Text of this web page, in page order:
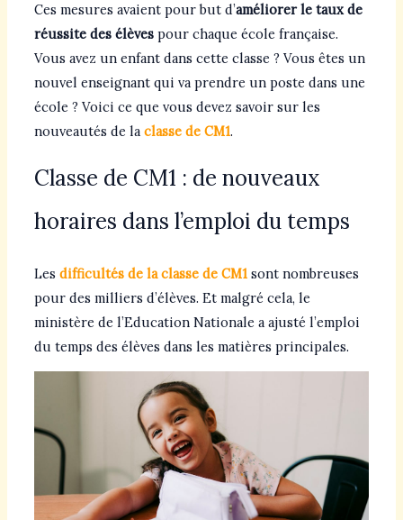
Ces mesures avaient pour but d’améliorer le taux de
réussite des élèvespour chaque école française.
Vous avez un enfant dans cette classe ? Vous êtes un
nouvel enseignant qui va prendre un poste dans une
école ? Voici ce que vous devez savoir sur les
nouveautés de la classe de CM1.
Classe de CM1 : de nouveaux
horaires dans l’emploi du temps
Les difficultés de la classe de CM1sont nombreuses
pour des milliers d’élèves. Et malgré cela, le
ministère de l’Education Nationale a ajusté l’emploi
du temps des élèves dans les matières principales.